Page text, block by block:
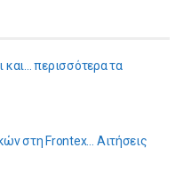
και… περισσότερα τα
στη Frontex… Αιτήσεις